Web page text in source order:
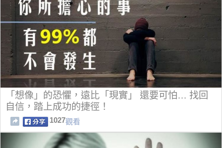
「想像」的恐懼，遠比「現實」 還要可怕… 找回
自信，踏上成功的捷徑！
1027觀看